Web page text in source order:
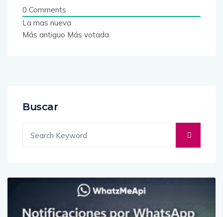
0 Comments
La mas nueva
Más antiguo Más votada
Buscar